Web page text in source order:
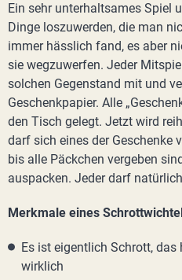
Ein sehr unterhaltsames Spiel
Dinge loszuwerden, die man
immer hässlich fand, es aber
sie wegzuwerfen. Jeder
solchen Gegenstand mit und
Geschenkpapier. Alle
den Tisch gelegt. Jetzt wird
darf sich eines der Geschenke
bis alle Päckchen vergeben
auspacken. Jeder darf
Merkmale eines
Es ist eigentlich Schrott,
wirklich